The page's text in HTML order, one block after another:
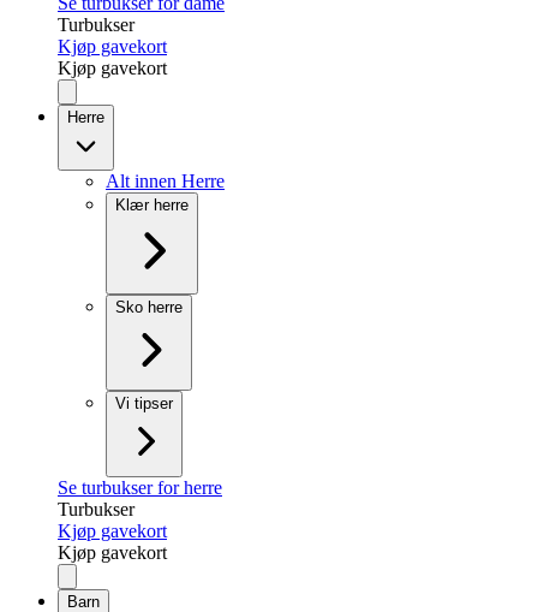
Turbukser
Kjøp gavekort
Kjøp gavekort
Herre
Alt innen Herre
Klær herre
Sko herre
Vi tipser
Se turbukser for herre
Turbukser
Kjøp gavekort
Kjøp gavekort
Barn